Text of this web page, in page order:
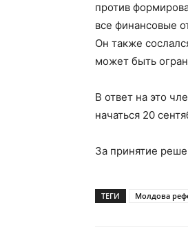
против
все финансовые
Он также
может быть
В ответ на это
начаться 20
За принятие
ТЕГИ Молдова